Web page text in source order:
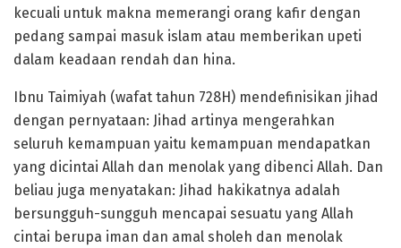
kecuali untuk makna memerangi orang kafir dengan
pedang sampai masuk islam atau memberikan upeti
dalam keadaan rendah dan hina.
Ibnu Taimiyah (wafat tahun 728H) mendefinisikan jihad
dengan pernyataan: Jihad artinya mengerahkan
seluruh kemampuan yaitu kemampuan mendapatkan
yang dicintai Allah dan menolak yang dibenci Allah. Dan
beliau juga menyatakan: Jihad hakikatnya adalah
bersungguh-sungguh mencapai sesuatu yang Allah
cintai berupa iman dan amal sholeh dan menolak